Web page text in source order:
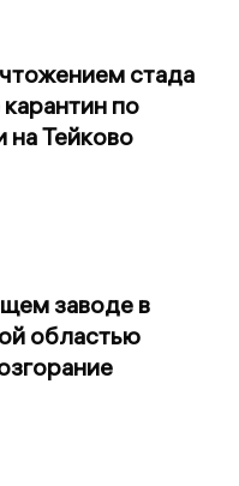
стада
по
Тейково
заводе в
областью